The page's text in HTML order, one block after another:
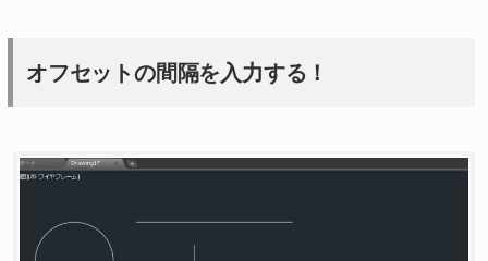
オフセットの間隔を入力する！